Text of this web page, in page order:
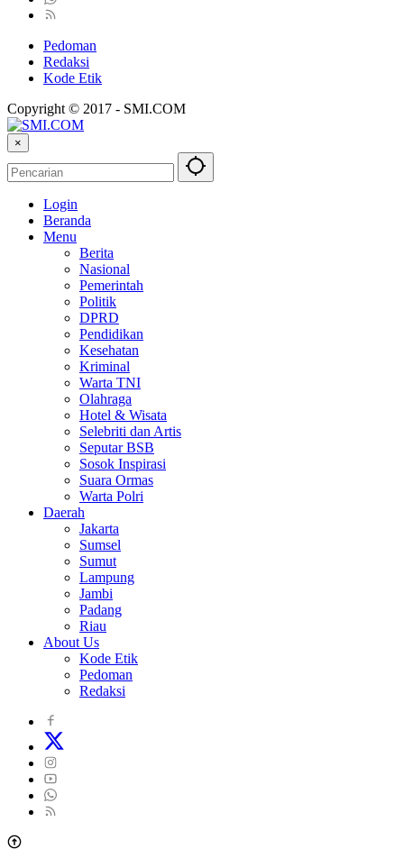
Pedoman
Redaksi
Kode Etik
Copyright © 2017 - SMI.COM
×
Login
Beranda
Menu
Berita
Nasional
Pemerintah
Politik
DPRD
Pendidikan
Kesehatan
Kriminal
Warta TNI
Olahraga
Hotel & Wisata
Selebriti dan Artis
Seputar BSB
Sosok Inspirasi
Suara Ormas
Warta Polri
Daerah
Jakarta
Sumsel
Sumut
Lampung
Jambi
Padang
Riau
About Us
Kode Etik
Pedoman
Redaksi